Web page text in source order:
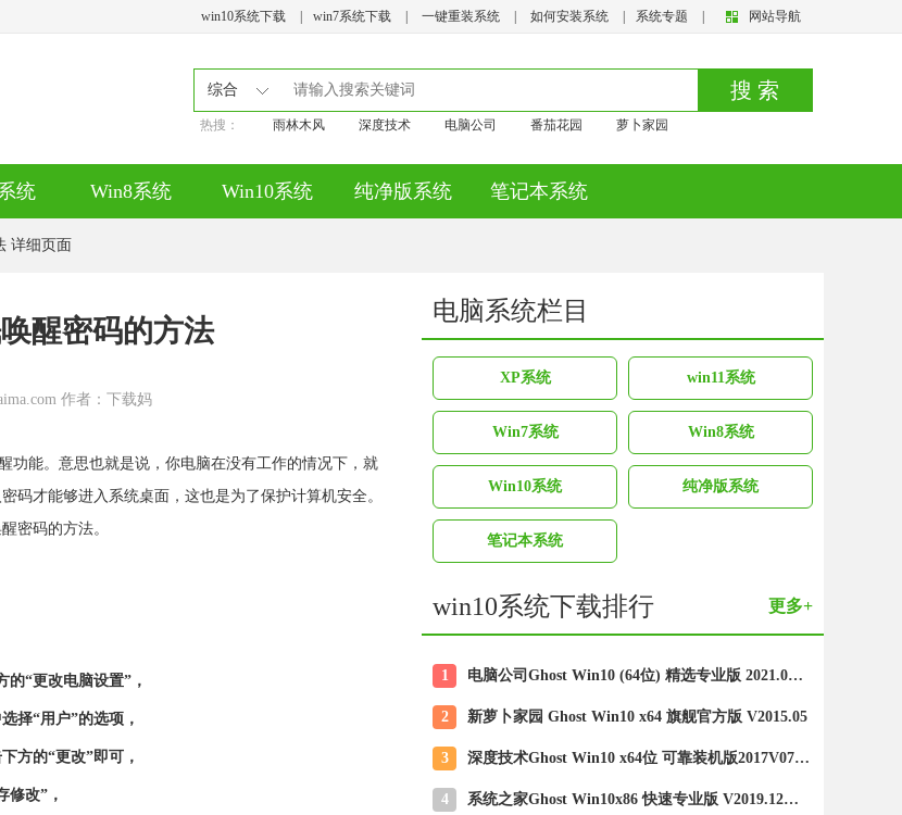
网站导航
win10系统下载 win7系统下载 一键重装系统 如何安装系统 系统专题
综合 搜 索
热搜： 雨林木风 深度技术 电脑公司 番茄花园 萝卜家园
统 Win8系统 Win10系统 纯净版系统 笔记本系统
详细页面
醒密码的方法
作者：下载妈
能。意思也就是说，你电脑在没有工作的情况下，就
码才能够进入系统桌面，这也是为了保护计算机安全。
密码的方法。
“更改电脑设置”，
“用户”的选项，
的“更改”即可，
改”，
电脑系统栏目
XP系统 win11系统
Win7系统 Win8系统
Win10系统 纯净版系统
笔记本系统
win10系统下载排行 更多+
1 电脑公司Ghost Win10 (64位) 精选专业版 2021.06(完美激活)
2 新萝卜家园 Ghost Win10 x64 旗舰官方版 V2015.05
3 深度技术Ghost Win10 x64位 可靠装机版2017V07(绝对激活)
4 系统之家Ghost Win10x86 快速专业版 V2019.12月(激活版)